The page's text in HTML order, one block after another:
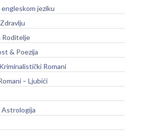
jeziku
Roditelje
& Poezija
Romani
– Ljubići